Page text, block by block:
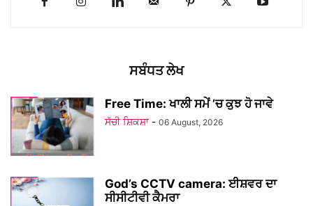
ਸਬੰਧਤ ਲੇਖ
Free Time: ਖਾਲੀ ਸਮੇਂ ’ਚ ਕੁਝ ਹੋ ਜਾਵੇ
ਸੱਚੀ ਸ਼ਿਕਸ਼ਾ - 06 August, 2026
God’s CCTV camera: ਈਸ਼ਵਰ ਦਾ
ਸੀਸੀਟੀਵੀ ਕੈਮਰਾ